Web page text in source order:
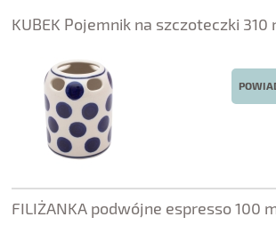
KUBEK Pojemnik na szczoteczki 310
FILIŻANKA podwójne espresso 100